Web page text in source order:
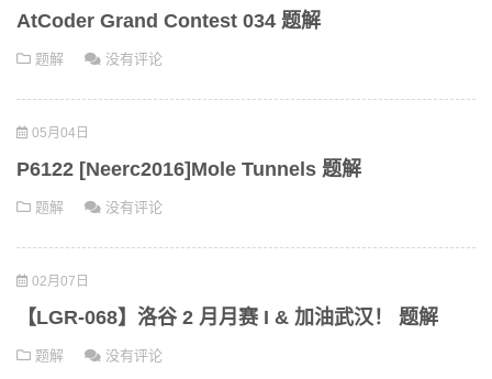
AtCoder Grand Contest 034 题解
题解 没有评论
05月04日
P6122 [Neerc2016]Mole Tunnels 题解
题解 没有评论
02月07日
【LGR-068】洛谷 2 月月赛 I & 加油武汉！ 题解
题解 没有评论